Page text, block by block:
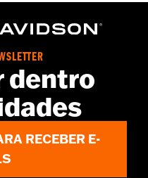
Cover Base
– Go towww.h-
dentro
RECEBER E-